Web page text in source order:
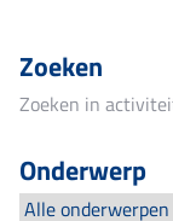
Zoeken
Onderwerp